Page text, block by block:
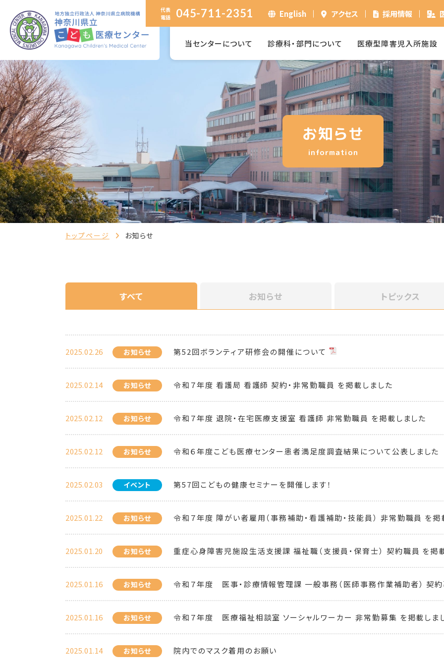
代表
電話
045-711-2351 English アクセス 採用情報
当センターについて 診療科・部門について 医療型障害児入所施設
お知らせ
information
トップページ お知らせ
すべて お知らせ トピックス
2025.02.26 お知らせ 第52回ボランティア研修会の開催について
2025.02.14 お知らせ 令和７年度 看護局 看護師 契約・非常勤職員 を掲載しました
2025.02.12 お知らせ 令和７年度 退院・在宅医療支援室 看護師 非常勤職員 を掲載しました
2025.02.12 お知らせ 令和６年度こども医療センター患者満足度調査結果について公表しました
2025.02.03 イベント 第57回こどもの健康セミナーを開催します！
2025.01.22 お知らせ 令和７年度 障がい者雇用（事務補助・看護補助・技能員） 非常勤職員 を掲
2025.01.20 お知らせ 重症心身障害児施設生活支援課 福祉職（支援員・保育士） 契約職員 を掲
2025.01.16 お知らせ 令和７年度 医事・診療情報管理課 一般事務（医師事務作業補助者） 契
2025.01.16 お知らせ 令和７年度 医療福祉相談室 ソーシャルワーカー 非常勤募集 を掲載しま
2025.01.14 お知らせ 院内でのマスク着用のお願い